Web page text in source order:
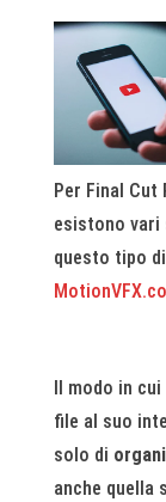
Per Final
esistono vari
questo tipo
Il modo in
file al suo
solo di
anche quella